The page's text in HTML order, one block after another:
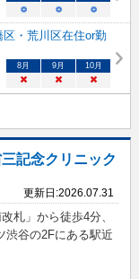
○ ○ ○
区・荒川区在住or勤
8 月 9 月 10月
× × ×
記念クリニック
更新日:2026.07.31
札」から徒歩4分、
渋谷の2Fにある駅近